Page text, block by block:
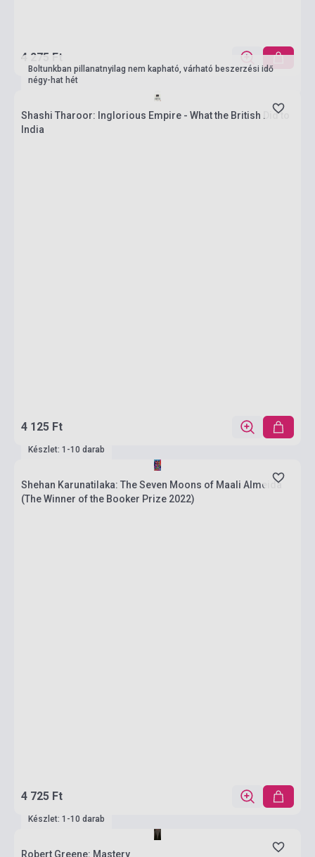
4 275 Ft
Boltunkban pillanatnyilag nem kapható, várható beszerzési idő
négy-hat hét
Shashi Tharoor: Inglorious Empire - What the British Did to
India
4 125 Ft
Készlet: 1-10 darab
Shehan Karunatilaka: The Seven Moons of Maali Almeida
(The Winner of the Booker Prize 2022)
4 725 Ft
Készlet: 1-10 darab
Robert Greene: Mastery